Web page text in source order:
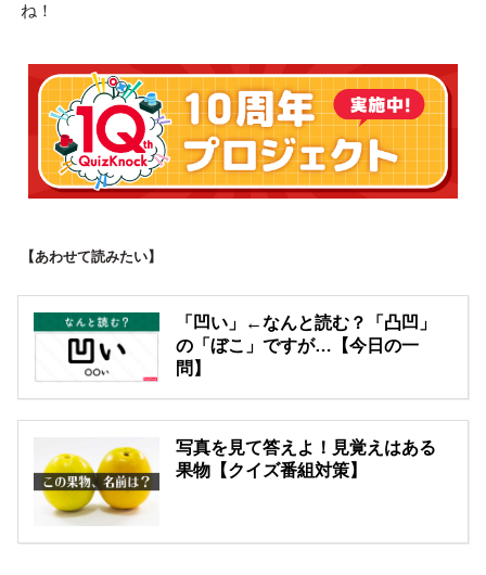
ね！
【あわせて読みたい】
「凹い」←なんと読む？「凸凹」
の「ぼこ」ですが…【今日の一
問】
写真を見て答えよ！見覚えはある
果物【クイズ番組対策】